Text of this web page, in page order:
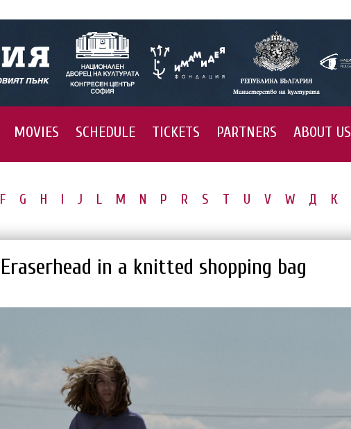
MOVIES SCHEDULE TICKETS PARTNERS ABOUT US
F G H I J L M N P R S T U V W Д К
Eraserhead in a knitted shopping bag